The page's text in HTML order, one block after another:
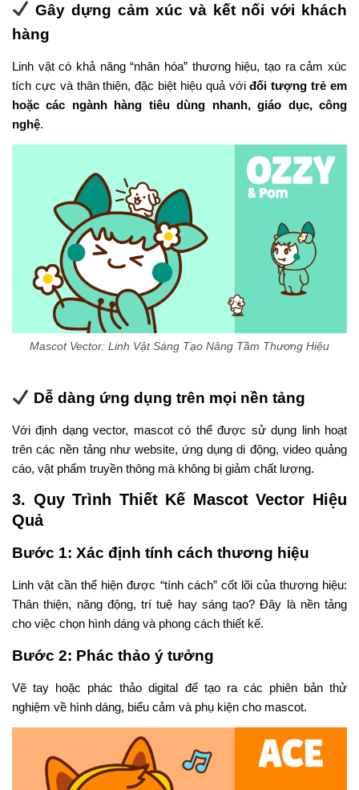
Gây dựng cảm xúc và kết nối với khách
hàng
Linh vật có khả năng “nhân hóa” thương hiệu, tạo ra cảm xúc
tích cực và thân thiện, đặc biệt hiệu quả vớiđối tượng trẻ em
hoặc các ngành hàng tiêu dùng nhanh, giáo dục, công
nghệ.
Mascot Vector: Linh Vật Sáng Tạo Nâng Tầm Thương Hiệu
Dễ dàng ứng dụng trên mọi nền tảng
Với định dạng vector, mascot có thể được sử dụng linh hoạt
trên các nền tảng như website, ứng dụng di động, video quảng
cáo, vật phẩm truyền thông mà không bị giảm chất lượng.
3. Quy Trình Thiết Kế Mascot Vector Hiệu
Quả
Bước 1: Xác định tính cách thương hiệu
Linh vật cần thể hiện được “tính cách” cốt lõi của thương hiệu:
Thân thiện, năng động, trí tuệ hay sáng tạo? Đây là nền tảng
cho việc chọn hình dáng và phong cách thiết kế.
Bước 2: Phác thảo ý tưởng
Vẽ tay hoặc phác thảo digital để tạo ra các phiên bản thử
nghiệm về hình dáng, biểu cảm và phụ kiện cho mascot.